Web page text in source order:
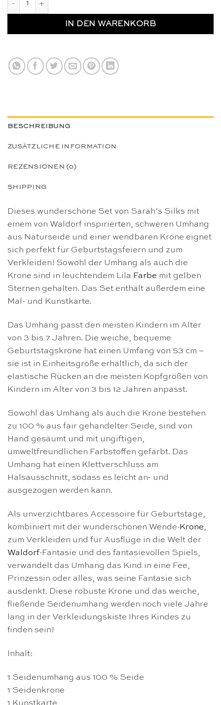
IN DEN WARENKORB
BESCHREIBUNG
ZUSÄTZLICHE INFORMATION
REZENSIONEN (0)
SHIPPING
Dieses wunderschöne Set von Sarah’s Silks mit
einem von Waldorf inspirierten, schweren Umhang
aus Naturseide und einer wendbaren Krone eignet
sich perfekt für Geburtstagsfeiern und zum
Verkleiden! Sowohl der Umhang als auch die
Krone sind in leuchtendem Lila Farbe mit gelben
Sternen gehalten. Das Set enthält außerdem eine
Mal- und Kunstkarte.
Das Umhang passt den meisten Kindern im Alter
von 3 bis 7 Jahren. Die weiche, bequeme
Geburtstagskrone hat einen Umfang von 53 cm –
sie ist in Einheitsgröße erhältlich, da sich der
elastische Rücken an die meisten Kopfgrößen von
Kindern im Alter von 3 bis 12 Jahren anpasst.
Sowohl das Umhang als auch die Krone bestehen
zu 100 % aus fair gehandelter Seide, sind von
Hand gesäumt und mit ungiftigen,
umweltfreundlichen Farbstoffen gefärbt. Das
Umhang hat einen Klettverschluss am
Halsausschnitt, sodass es leicht an- und
ausgezogen werden kann.
Als unverzichtbares Accessoire für Geburtstage,
kombiniert mit der wunderschönen Wende-Krone,
zum Verkleiden und für Ausflüge in die Welt der
Waldorf-Fantasie und des fantasievollen Spiels,
verwandelt das Umhang das Kind in eine Fee,
Prinzessin oder alles, was seine Fantasie sich
ausdenkt. Diese robuste Krone und das weiche,
fließende Seidenumhang werden noch viele Jahre
lang in der Verkleidungskiste Ihres Kindes zu
finden sein!
Inhalt:
1 Seidenumhang aus 100 % Seide
1 Seidenkrone
1 Kunstkarte